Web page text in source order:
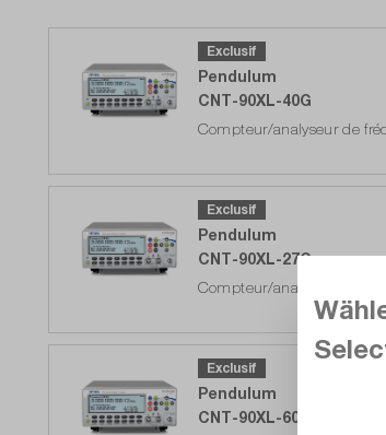
Exclusif
Pendulum
CNT-90XL-40G
Compteur/analyseur de
Prêt à être expédié
Exclusif
Pendulum
CNT-90XL-27G
Compteur/analyseur de
Prêt à être expédié dans
Exclusif
Pendulum
CNT-90XL-60G